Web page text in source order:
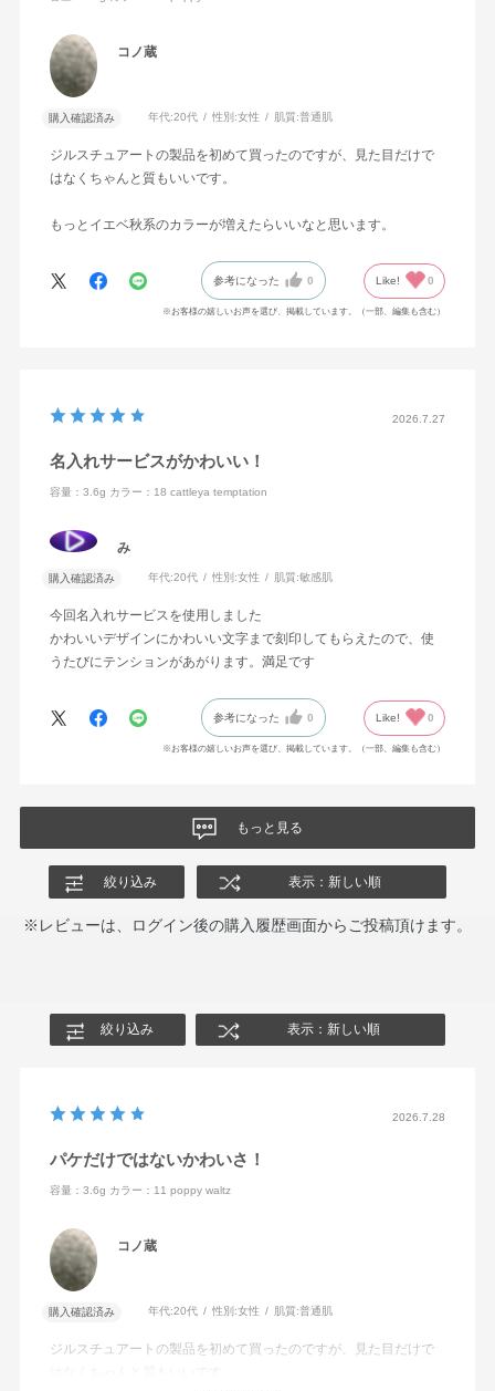
コノ蔵
購入確認済み 年代:20代 性別:女性 肌質:普通肌
ジルスチュアートの製品を初めて買ったのですが、見た目だけで
はなくちゃんと質もいいです。
もっとイエベ秋系のカラーが増えたらいいなと思います。
参考になった 0 Like! 0
※お客様の嬉しいお声を選び、掲載しています。（一部、編集も含む）
2026.7.27
名入れサービスがかわいい！
容量：3.6g カラー：18 cattleya temptation
み
購入確認済み 年代:20代 性別:女性 肌質:敏感肌
今回名入れサービスを使用しました
かわいいデザインにかわいい文字まで刻印してもらえたので、使
うたびにテンションがあがります。満足です
参考になった 0 Like! 0
※お客様の嬉しいお声を選び、掲載しています。（一部、編集も含む）
もっと見る
絞り込み 表示：新しい順
※レビューは、ログイン後の購入履歴画面からご投稿頂けます。
絞り込み 表示：新しい順
2026.7.28
パケだけではないかわいさ！
容量：3.6g カラー：11 poppy waltz
コノ蔵
購入確認済み 年代:20代 性別:女性 肌質:普通肌
ジルスチュアートの製品を初めて買ったのですが、見た目だけで